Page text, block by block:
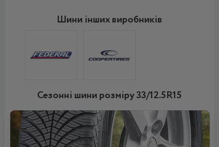
Шини інших виробників
Сезонні шини розміру 33/12.5R15